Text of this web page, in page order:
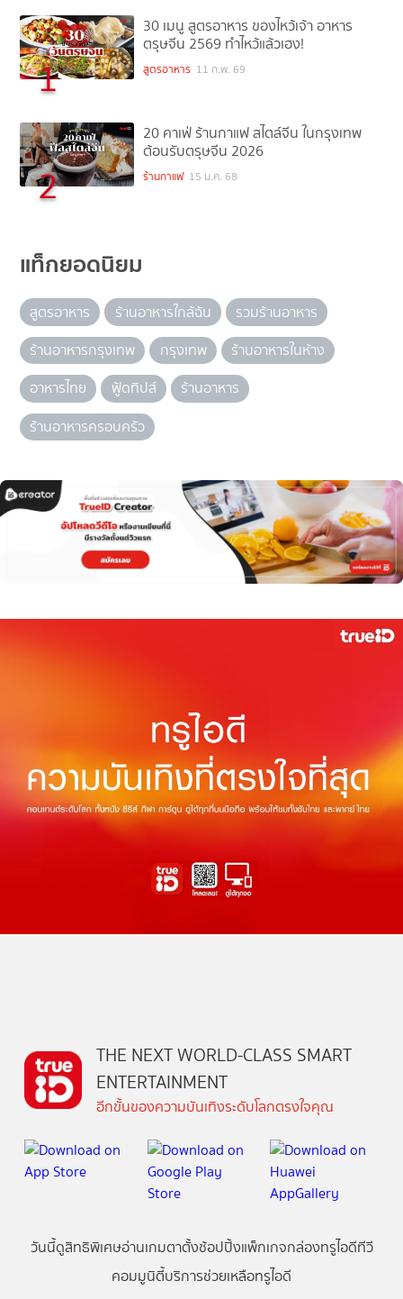
1
30 เมนู สูตรอาหาร ของไหว้เจ้า อาหาร
ตรุษจีน 2569 ทำไหว้แล้วเฮง!
สูตรอาหาร 11 ก.พ. 69
2
20 คาเฟ่ ร้านกาแฟ สไตล์จีน ในกรุงเทพ
ต้อนรับตรุษจีน 2026
ร้านกาแฟ 15 ม.ค. 68
แท็กยอดนิยม
สูตรอาหาร ร้านอาหารใกล้ฉัน
รวมร้านอาหาร
ร้านอาหารกรุงเทพ
กรุงเทพ
ร้านอาหารในห้าง
อาหารไทย
ฟู้ดทิปส์
ร้านอาหาร
ร้านอาหารครอบครัว
THE NEXT WORLD-CLASS SMART
ENTERTAINMENT
อีกขั้นของความบันเทิงระดับโลกตรงใจคุณ
วันนี้ดูสิทธิพิเศษอ่านเกมตาตั้งช้อปปิ้งแพ็กเกจกล่องทรูไอดีทีวี
คอมมูนิตี้บริการช่วยเหลือทรูไอดี